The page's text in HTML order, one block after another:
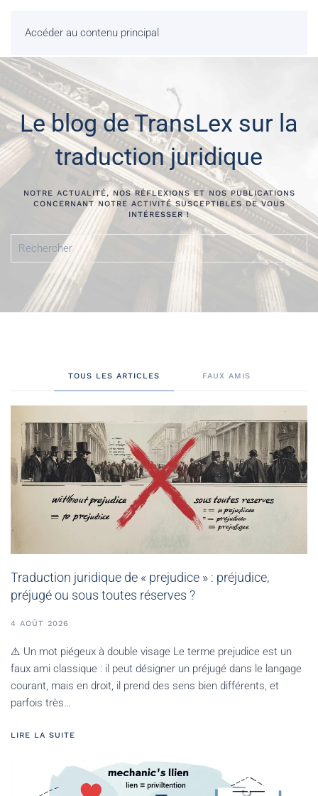
Accéder au contenu principal
Le blog de TransLex sur la
traduction juridique
NOTRE ACTUALITÉ, NOS RÉFLEXIONS ET NOS PUBLICATIONS
CONCERNANT NOTRE ACTIVITÉ SUSCEPTIBLES DE VOUS
INTÉRESSER !
TOUS LES ARTICLES FAUX AMIS
Traduction juridique de « prejudice » : préjudice,
préjugé ou sous toutes réserves ?
4 AOÛT 2026
⚠️ Un mot piégeux à double visage Le terme prejudice est un
faux ami classique : il peut désigner un préjugé dans le langage
courant, mais en droit, il prend des sens bien différents, et
parfois très…
LIRE LA SUITE